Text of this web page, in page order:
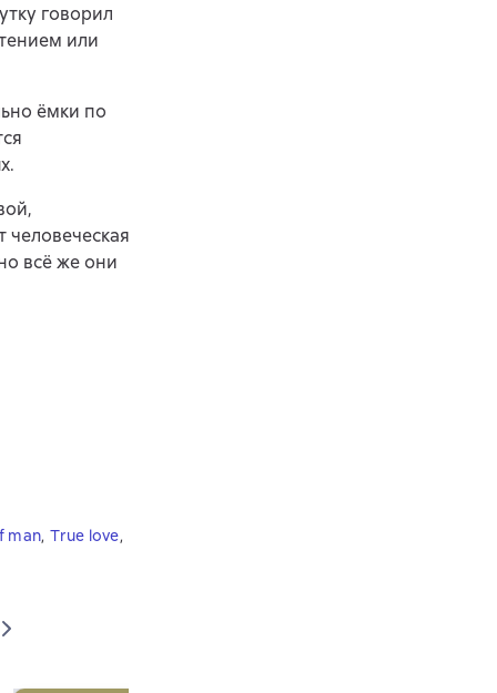
говорил
или
ёмки по
всё же они
man, True love,